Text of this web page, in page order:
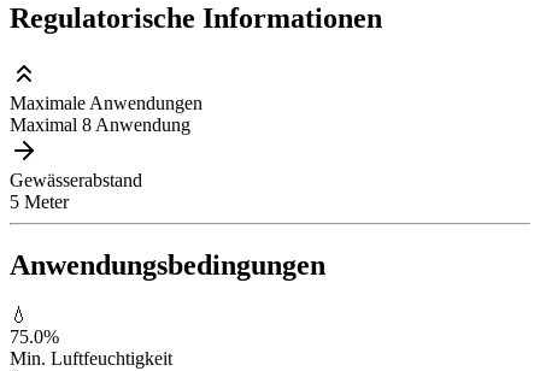
Regulatorische Informationen
Maximale Anwendungen
Maximal 8 Anwendung
Gewässerabstand
5 Meter
Anwendungsbedingungen
💧
75.0%
Min. Luftfeuchtigkeit